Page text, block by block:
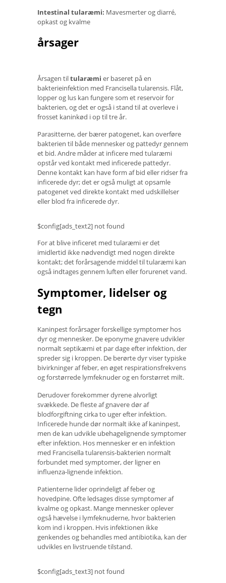
Intestinal tularæmi: Mavesmerter og diarré,
opkast og kvalme
årsager
Årsagen tiltularæmi er baseret på en
bakterieinfektion med Francisella tularensis. Flåt,
lopper og lus kan fungere som et reservoir for
bakterien, og det er også i stand til at overleve i
frosset kaninkød i op til tre år.
Parasitterne, der bærer patogenet, kan overføre
bakterien til både mennesker og pattedyr gennem
et bid. Andre måder at inficere med tularæmi
opstår ved kontakt med inficerede pattedyr.
Denne kontakt kan have form af bid eller ridser fra
inficerede dyr; det er også muligt at opsamle
patogenet ved direkte kontakt med udskillelser
eller blod fra inficerede dyr.
$config[ads_text2] not found
For at blive inficeret med tularæmi er det
imidlertid ikke nødvendigt med nogen direkte
kontakt; det forårsagende middel til tularæmi kan
også indtages gennem luften eller forurenet vand.
Symptomer, lidelser og
tegn
Kaninpest forårsager forskellige symptomer hos
dyr og mennesker. De eponyme gnavere udvikler
normalt septikæmi et par dage efter infektion, der
spreder sig i kroppen. De berørte dyr viser typiske
bivirkninger af feber, en øget respirationsfrekvens
og forstørrede lymfeknuder og en forstørret milt.
Derudover forekommer dyrene alvorligt
svækkede. De fleste af gnavere dør af
blodforgiftning cirka to uger efter infektion.
Inficerede hunde dør normalt ikke af kaninpest,
men de kan udvikle ubehagelignende symptomer
efter infektion. Hos mennesker er en infektion
med Francisella tularensis-bakterien normalt
forbundet med symptomer, der ligner en
influenza-lignende infektion.
Patienterne lider oprindeligt af feber og
hovedpine. Ofte ledsages disse symptomer af
kvalme og opkast. Mange mennesker oplever
også hævelse i lymfeknuderne, hvor bakterien
kom ind i kroppen. Hvis infektionen ikke
genkendes og behandles med antibiotika, kan der
udvikles en livstruende tilstand.
$config[ads_text3] not found